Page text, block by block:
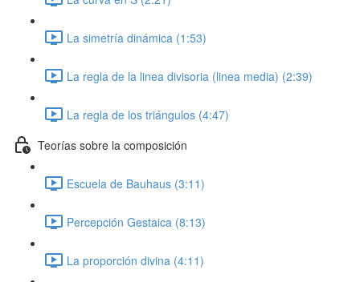
La simetría dinámica (1:53)
La regla de la linea divisoria (linea media) (2:39)
La regla de los triángulos (4:47)
Teorías sobre la composición
Escuela de Bauhaus (3:11)
Percepción Gestaica (8:13)
La proporción divina (4:11)